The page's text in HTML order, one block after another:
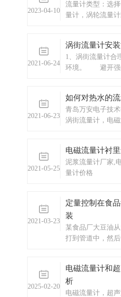
高流速区域与靠
流体接近锥体时
2023-04-10
流量计类型：选
量计，涡轮流量
2021-06-24
涡街流量计安
1、涡街流量计合
环境。 避开强
腐蚀 环境。2、
要的直管段。
游在同一平面上
2021-06-23
如何对热水的
青岛万安电子技
涡街流量计，电
系统，显示仪表
表，分析仪器，
表等，以及承接电
2021-05-25
电磁流量计衬
泥浆流量计厂家,
量计价格
2021-03-23
定量控制在食
装
某食品厂大豆油
打到管道中，然
2025-02-20
电磁流量计和
析
电磁流量计，超